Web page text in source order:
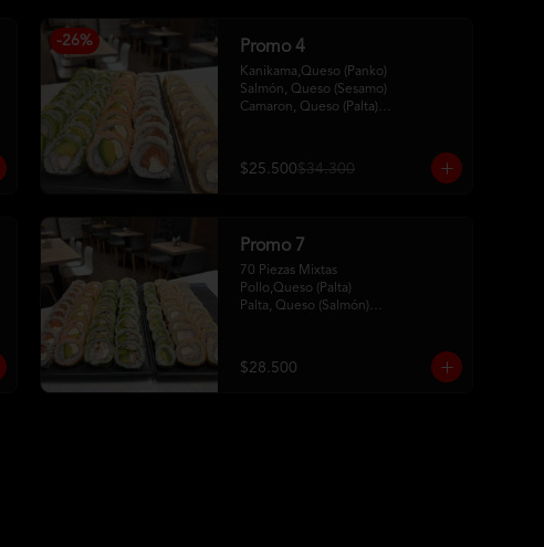
-26% Promo 4
Kanikama,Queso (Panko)
Salmón, Queso (Sesamo)
Camaron, Queso (Palta)
$25.500$34.300
Promo 7
70 Piezas Mixtas
Pollo,Queso (Palta)
Palta, Queso (Salmón)
Kanikama, Queso (Tempura)
Camaron, Queso (Panko)
$28.500